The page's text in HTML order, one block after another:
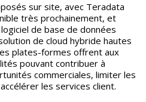
sur site, avec Teradata
très prochainement, et
de base de données
de cloud hybride hautes
plates-formes offrent aux
pouvant contribuer à
commerciales, limiter les
les services client.